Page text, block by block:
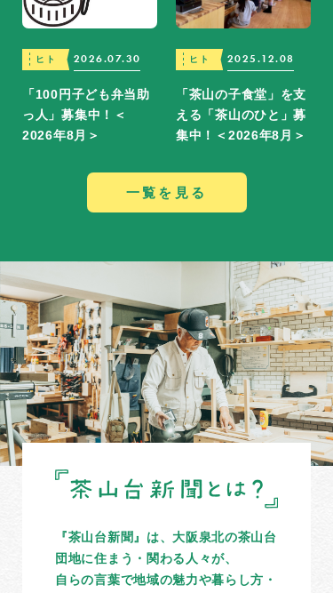
ヒト 2026.07.30
「100円子ども弁当助
っ人」募集中！＜
2026年8月＞
ヒト 2025.12.08
「茶山の子食堂」を支
える「茶山のひと」募
集中！＜2026年8月＞
一覧を見る
『茶山台新聞』は、大阪泉北の茶山台
団地に住まう・関わる人々が、
自らの言葉で地域の魅力や暮らし方・